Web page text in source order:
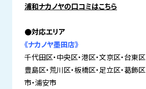
浦和ナカノヤの口コミはこちら
●対応エリア
《ナカノヤ墨田店》
千代田区・中央区・港区・文京区・台東区
豊島区・荒川区・板橋区・足立区・葛飾
市・浦安市